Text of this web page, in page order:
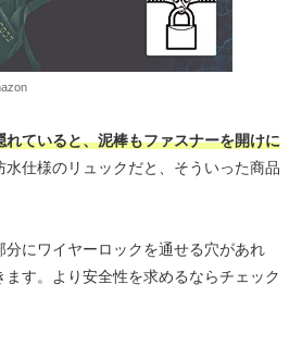
ていると、泥棒もファスナーを開けに
水仕様のリュックだと、そういった商品
分にワイヤーロックを通せる穴があれ
す。より安全性を求めるならチェック